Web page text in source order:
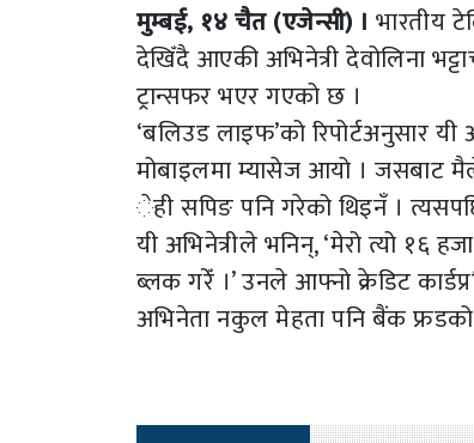
मुम्बई, १४ चैत (एजेन्सी) । भारतीय
देखिँदै आएकी अभिनेत्री देवोलिना
ट्रान्सफर भएर गएको छ ।
‘बलिउड लाइफ’को रिपोर्टअनुसार
मोबाइलमा म्यासेज आयो । जसबाट
ेही सपिङ पनि गरेको थिइनँ ।
यी अभिनेत्रीले भनिन्, ‘मेरो त्यो १६
ब्लक गरेँ ।’ उनले आफ्नो क्रेडिट
अभिनेता नकुल मेहता पनि बैंक फ्रडको